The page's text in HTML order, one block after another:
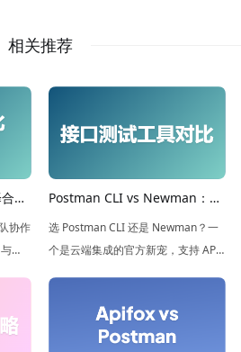
相关推荐
适
协作
为
Postman CLI vs Newman：你
应该使用哪款命令行运行器？
选 Postman CLI 还是 Newman？一
个是云端集成的官方新宠，支持 API
异，帮你根据团队需求锁定最佳自动
化测试方案！